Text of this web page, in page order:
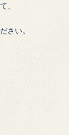
、
さい。